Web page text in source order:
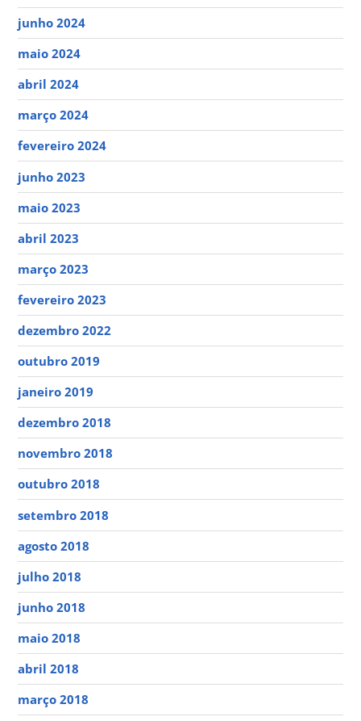
junho 2024
maio 2024
abril 2024
março 2024
fevereiro 2024
junho 2023
maio 2023
abril 2023
março 2023
fevereiro 2023
dezembro 2022
outubro 2019
janeiro 2019
dezembro 2018
novembro 2018
outubro 2018
setembro 2018
agosto 2018
julho 2018
junho 2018
maio 2018
abril 2018
março 2018